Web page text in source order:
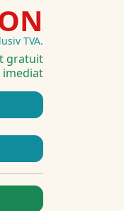
TVA.
gratuit
imediat